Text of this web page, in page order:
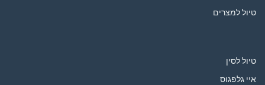
טיול למצרים
טיול לסין
איי גלפגוס